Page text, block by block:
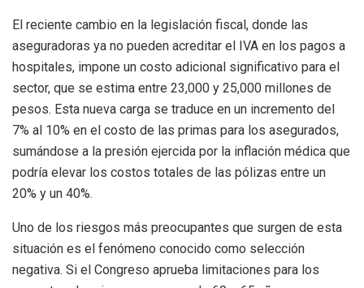
El reciente cambio en la legislación fiscal, donde las
aseguradoras ya no pueden acreditar el IVA en los pagos a
hospitales, impone un costo adicional significativo para el
sector, que se estima entre 23,000 y 25,000 millones de
pesos. Esta nueva carga se traduce en un incremento del
7% al 10% en el costo de las primas para los asegurados,
sumándose a la presión ejercida por la inflación médica que
podría elevar los costos totales de las pólizas entre un
20% y un 40%.
Uno de los riesgos más preocupantes que surgen de esta
situación es el fenómeno conocido como selección
negativa. Si el Congreso aprueba limitaciones para los